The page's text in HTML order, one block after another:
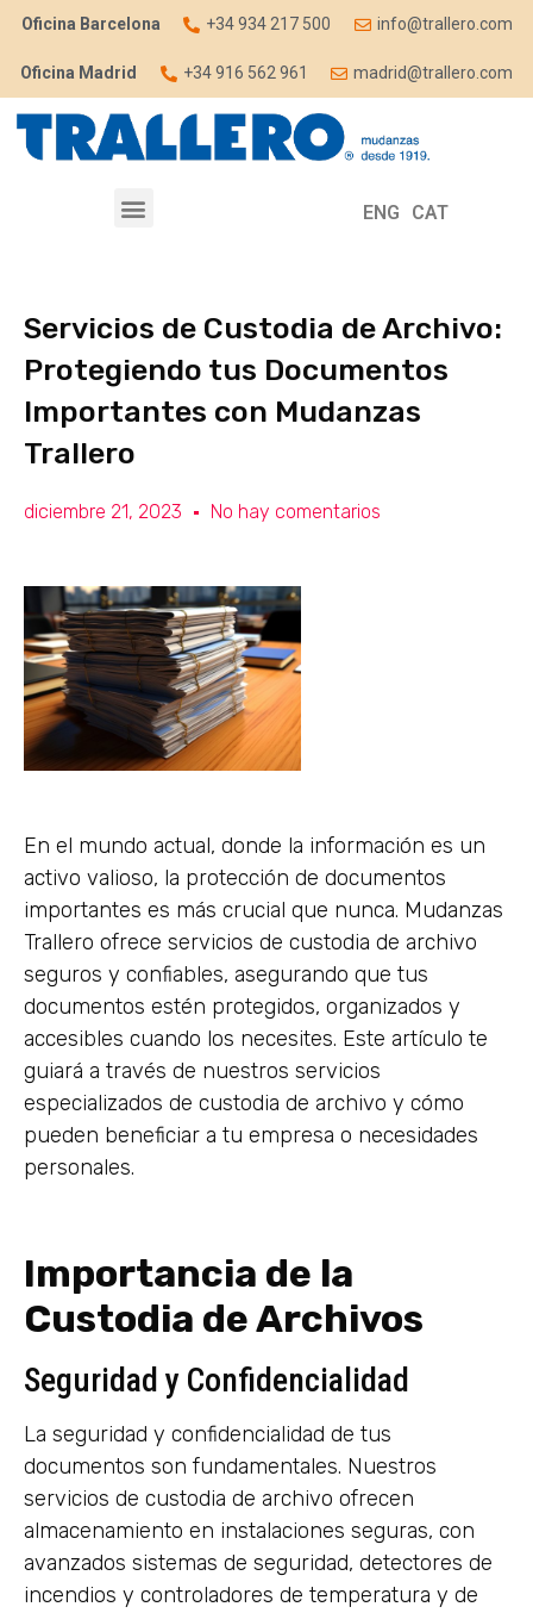
Oficina Barcelona +34 934 217 500 info@trallero.com
Oficina Madrid +34 916 562 961 madrid@trallero.com
ENG CAT
Servicios de Custodia de Archivo:
Protegiendo tus Documentos
Importantes con Mudanzas
Trallero
diciembre 21, 2023 No hay comentarios
En el mundo actual, donde la información es un
activo valioso, la protección de documentos
importantes es más crucial que nunca. Mudanzas
Trallero ofrece servicios de custodia de archivo
seguros y confiables, asegurando que tus
documentos estén protegidos, organizados y
accesibles cuando los necesites. Este artículo te
guiará a través de nuestros servicios
especializados de custodia de archivo y cómo
pueden beneficiar a tu empresa o necesidades
personales.
Importancia de la
Custodia de Archivos
Seguridad y Confidencialidad
La seguridad y confidencialidad de tus
documentos son fundamentales. Nuestros
servicios de custodia de archivo ofrecen
almacenamiento en instalaciones seguras, con
avanzados sistemas de seguridad, detectores de
incendios y controladores de temperatura y de